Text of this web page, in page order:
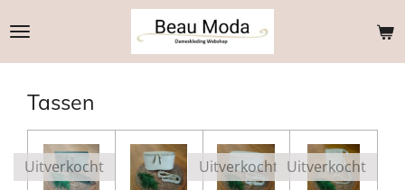
direct
naar
hoofdinhoud
Tassen
Uitverkocht Uitverkocht Uitverkocht